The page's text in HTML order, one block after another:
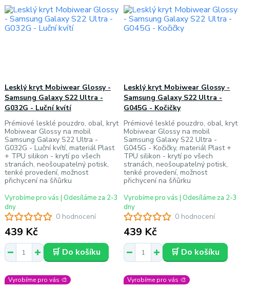
0 hodnocení
Lesklý kryt Mobiwear Glossy -
Samsung Galaxy S22 Ultra -
G032G - Luční kvítí
Prémiové lesklé pouzdro, obal, kryt
Mobiwear Glossy na mobil
Samsung Galaxy S22 Ultra -
G032G - Luční kvítí, materiál Plast
+ TPU silikon - krytí po všech
stranách, neošoupatelný potisk,
tenké provedení, možnost
přichycení na šňůrku
439 Kč
Vyrobíme pro vás | Odesíláme za 2-3
dny
🛒 Do košíku
0 hodnocení
Lesklý kryt Mobiwear Glossy -
Samsung Galaxy S22 Ultra -
G045G - Kočičky
Prémiové lesklé pouzdro, obal, kryt
Mobiwear Glossy na mobil
Samsung Galaxy S22 Ultra -
G045G - Kočičky, materiál Plast +
TPU silikon - krytí po všech
stranách, neošoupatelný potisk,
tenké provedení, možnost
přichycení na šňůrku
439 Kč
Vyrobíme pro vás | Odesíláme za 2-3
dny
🛒 Do košíku
Vyrobíme pro vás 🎨 Vyrobíme pro vás 🎨